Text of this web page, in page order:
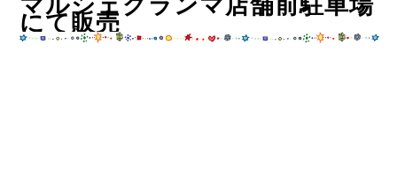
マルシェグランマ店舗前駐車場
にて販売